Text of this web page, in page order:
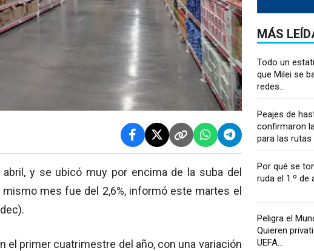
y se ubicó muy por encima de la suba del
mes fue del 2,6%, informó este martes el
el primer cuatrimestre del año, con una variación
MÁS
Todo un
que Milei se
redes...
Peajes de
confirmaron
para las rutas
Por qué se
ruda el 1.º de
Peligra el
Quieren
UEFA...